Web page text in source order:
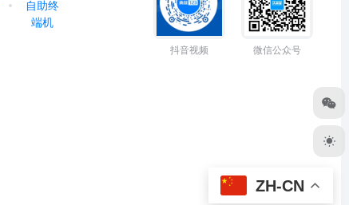
自助终
端机
抖音视频 微信公众号
ZH-CN